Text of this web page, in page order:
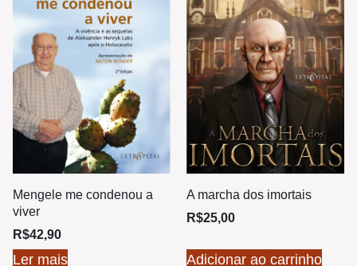
Mengele me condenou a
viver
R$42,90
Ler mais
A marcha dos imortais
R$25,00
Adicionar ao carrinho